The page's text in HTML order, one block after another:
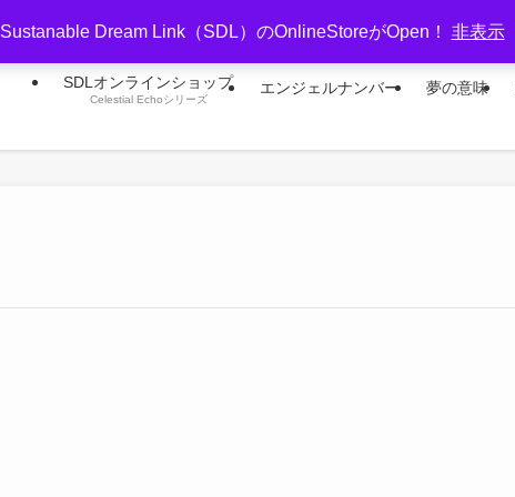
Sustanable Dream Link（SDL）のOnlineStoreがOpen！ 非表示
SDLオンラインショップ
Celestial Echoシリーズ
エンジェルナンバー 夢の意味